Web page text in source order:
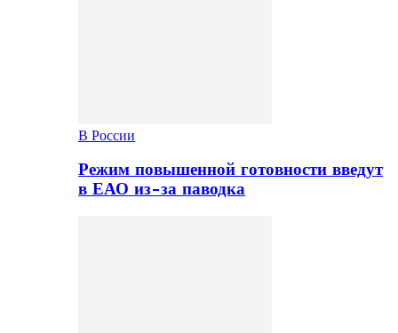
В России
Режим повышенной готовности введут
в ЕАО из-за паводка